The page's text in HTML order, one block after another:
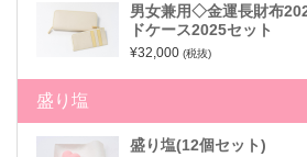
男女兼用◇金運長財布
ドケース2025セット
¥32,000 (税抜)
盛り塩
盛り塩(12個セット)